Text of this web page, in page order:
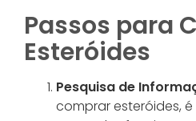
Passos para
Esteróides
Pesquisa de
comprar esteróides,